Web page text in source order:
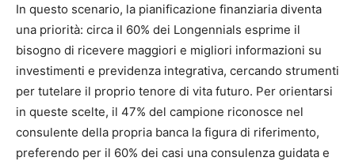
In questo scenario, la pianificazione finanziaria diventa
una priorità: circa il 60% dei Longennials esprime il
bisogno di ricevere maggiori e migliori informazioni su
investimenti e previdenza integrativa, cercando strumenti
per tutelare il proprio tenore di vita futuro. Per orientarsi
in queste scelte, il 47% del campione riconosce nel
consulente della propria banca la figura di riferimento,
preferendo per il 60% dei casi una consulenza guidata e